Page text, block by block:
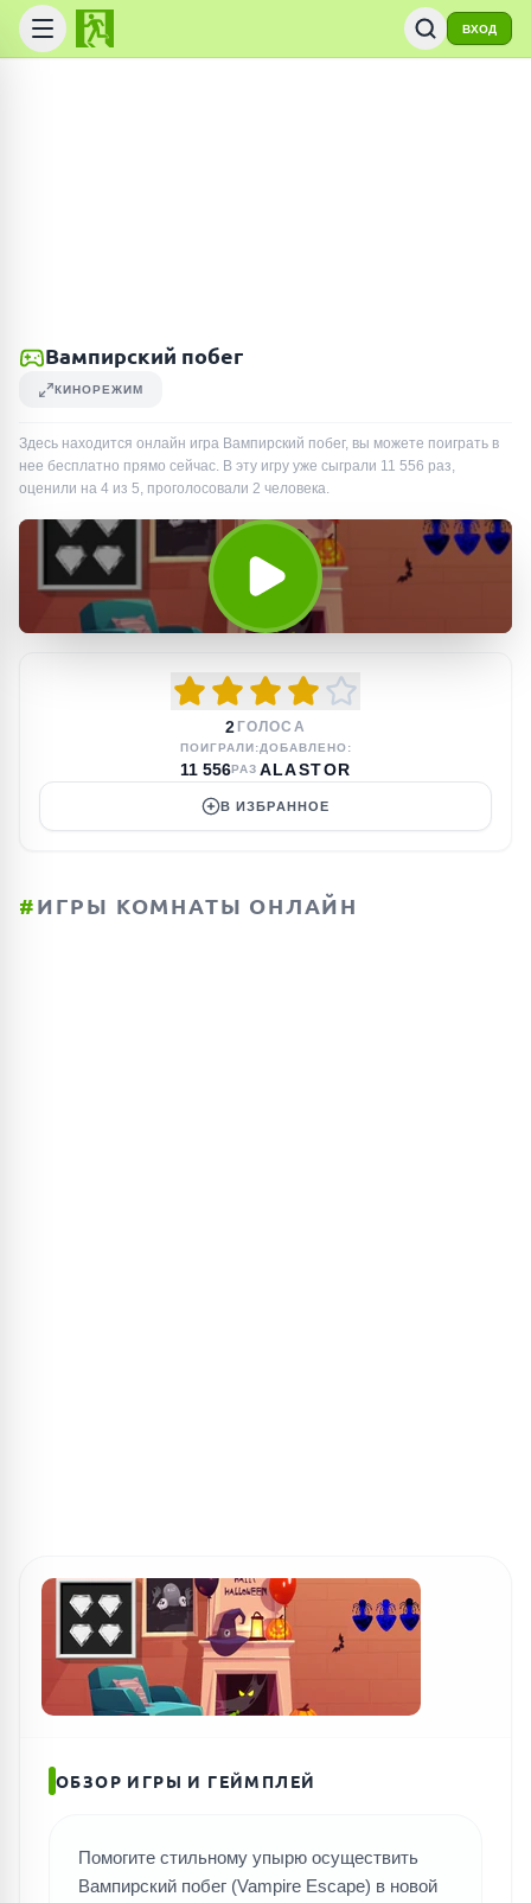
ВХОД
Вампирский побег
КИНОРЕЖИМ
Здесь находится онлайн игра Вампирский побег, вы можете поиграть в
нее бесплатно прямо сейчас. В эту игру уже сыграли 11 556 раз,
оценили на 4 из 5, проголосовали 2 человека.
2 ГОЛОСА
ПОИГРАЛИ:
11 556РАЗ
ДОБАВЛЕНО:
ALASTOR
В ИЗБРАННОЕ
#ИГРЫ КОМНАТЫ ОНЛАЙН
ОБЗОР ИГРЫ И ГЕЙМПЛЕЙ
Помогите стильному упырю осуществить
Вампирский побег (Vampire Escape) в новой